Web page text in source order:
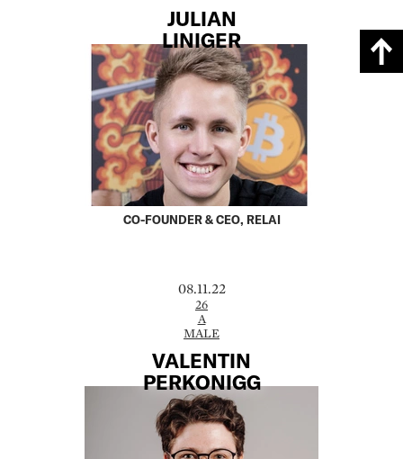
JULIAN
LINIGER
CO-FOUNDER & CEO, RELAI
08.11.22
26
A
MALE
VALENTIN
PERKONIGG